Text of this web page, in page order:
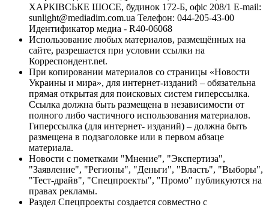
ХАРКІВСЬКЕ ШОСЕ, будинок 172-Б, офіс 208/1 E-mail:
sunlight@mediadim.com.ua Телефон: 044-205-43-00
Идентификатор медиа - R40-06068
Использование любых материалов, размещённых на
сайте, разрешается при условии ссылки на
Корреспондент.net.
При копировании материалов со страницы «Новости
Украины и мира», для интернет-изданий – обязательна
прямая открытая для поисковых систем гиперссылка.
Ссылка должна быть размещена в независимости от
полного либо частичного использования материалов.
Гиперссылка (для интернет- изданий) – должна быть
размещена в подзаголовке или в первом абзаце
материала.
Новости с пометками "Мнение", "Экспертиза",
"Заявление", "Регионы", "Деньги", "Власть", "Выборы",
"Тест-драйв", "Спецпроекты", "Промо" публикуются на
правах рекламы.
Раздел Спецпроекты создается совместно с